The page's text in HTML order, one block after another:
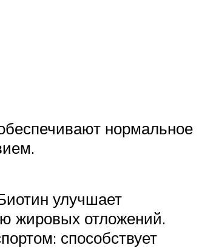
нормальное
улучшает
жировых отложений.
способствует